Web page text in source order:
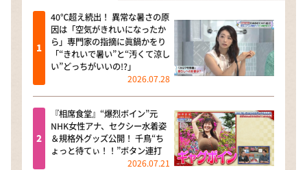
40℃超え続出！ 異常な暑さの原
因は「空気がきれいになったか
ら」専門家の指摘に眞鍋かをり
「“きれいで暑い”と“汚くて涼し
い”どっちがいいの!?」
2026.07.28
『相席食堂』“爆烈ボイン”元
NHK女性アナ、セクシー水着姿
＆規格外グッズ公開！ 千鳥“ち
ょっと待てぃ！！”ボタン連打
2026.07.21